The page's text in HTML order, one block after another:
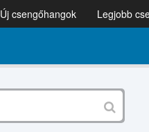
Új csengőhangok Legjobb